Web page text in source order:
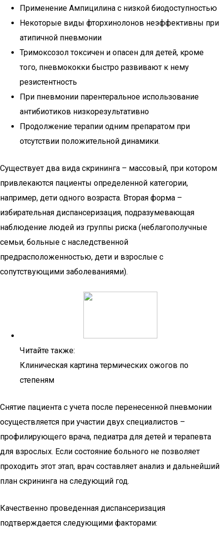
Применение Ампицилина с низкой биодоступностью
Некоторые виды фторхинолонов неэффективны при
атипичной пневмонии
Тримоксозол токсичен и опасен для детей, кроме
того, пневмококки быстро развивают к нему
резистентность
При пневмонии парентеральное использование
антибиотиков низкорезультативно
Продолжение терапии одним препаратом при
отсутствии положительной динамики.
Существует два вида скрининга – массовый, при котором
привлекаются пациенты определенной категории,
например, дети одного возраста. Вторая форма –
избирательная диспансеризация, подразумевающая
наблюдение людей из группы риска (неблагополучные
семьи, больные с наследственной
предрасположенностью, дети и взрослые с
сопутствующими заболеваниями).
Читайте также:
Клиническая картина термических ожогов по
степеням
Снятие пациента с учета после перенесенной пневмонии
осуществляется при участии двух специалистов –
профилирующего врача, педиатра для детей и терапевта
для взрослых. Если состояние больного не позволяет
проходить этот этап, врач составляет анализ и дальнейший
план скрининга на следующий год.
Качественно проведенная диспансеризация
подтверждается следующими факторами: